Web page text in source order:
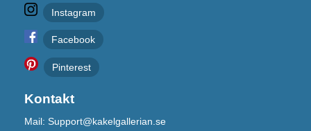
Instagram
Facebook
Pinterest
Kontakt
Mail: Support@kakelgallerian.se